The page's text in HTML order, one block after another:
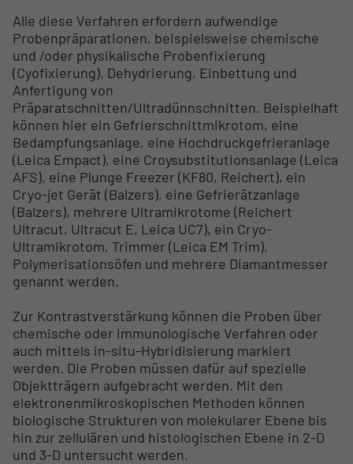
Alle diese Verfahren erfordern aufwendige
Probenpräparationen, beispielsweise chemische
und /oder physikalische Probenfixierung
(Cyofixierung), Dehydrierung, Einbettung und
Anfertigung von
Präparatschnitten/Ultradünnschnitten. Beispielhaft
können hier ein Gefrierschnittmikrotom, eine
Bedampfungsanlage, eine Hochdruckgefrieranlage
(Leica Empact), eine Croysubstitutionsanlage (Leica
AFS), eine Plunge Freezer (KF80, Reichert), ein
Cryo-jet Gerät (Balzers), eine Gefrierätzanlage
(Balzers), mehrere Ultramikrotome (Reichert
Ultracut, Ultracut E, Leica UC7), ein Cryo-
Ultramikrotom, Trimmer (Leica EM Trim),
Polymerisationsöfen und mehrere Diamantmesser
genannt werden.
Zur Kontrastverstärkung können die Proben über
chemische oder immunologische Verfahren oder
auch mittels in-situ-Hybridisierung markiert
werden. Die Proben müssen dafür auf spezielle
Objektträgern aufgebracht werden. Mit den
elektronenmikroskopischen Methoden können
biologische Strukturen von molekularer Ebene bis
hin zur zellulären und histologischen Ebene in 2-D
und 3-D untersucht werden.